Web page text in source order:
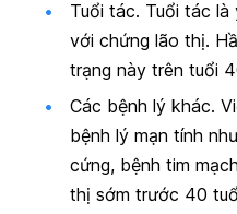
Tuổi tác. Tuổi tác là
với chứng lão thị.
trạng này trên tuổi
Các bệnh lý khác.
bệnh lý mạn tính
cứng, bệnh tim
thị sớm trước 40